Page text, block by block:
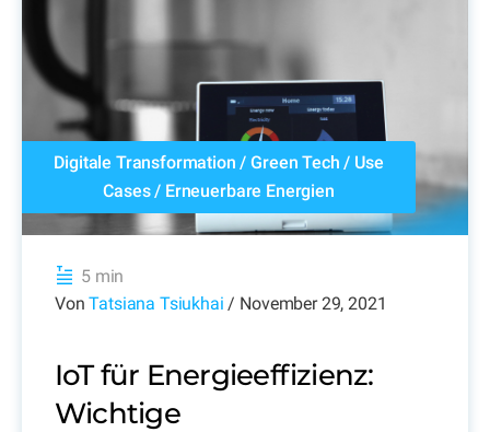
Digitale Transformation /Green Tech / Use
Cases/ Erneuerbare Energien
5 min
VonTatsiana Tsiukhai / November 29, 2021
IoT für Energieeffizienz:
Wichtige